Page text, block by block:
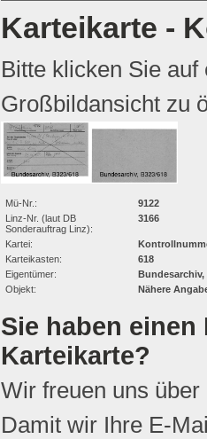
Karteikarte -
Bitte klicken Sie
Großbildansicht zu
Mü-Nr.:
9122
Linz-Nr. (laut DB
Sonderauftrag Linz):
3166
Kartei:
Karteikasten:
618
Eigentümer:
Bundesarchiv,
Objekt:
Nähere
Sie haben
Karteikarte?
Wir freuen uns
Damit wir Ihre E-